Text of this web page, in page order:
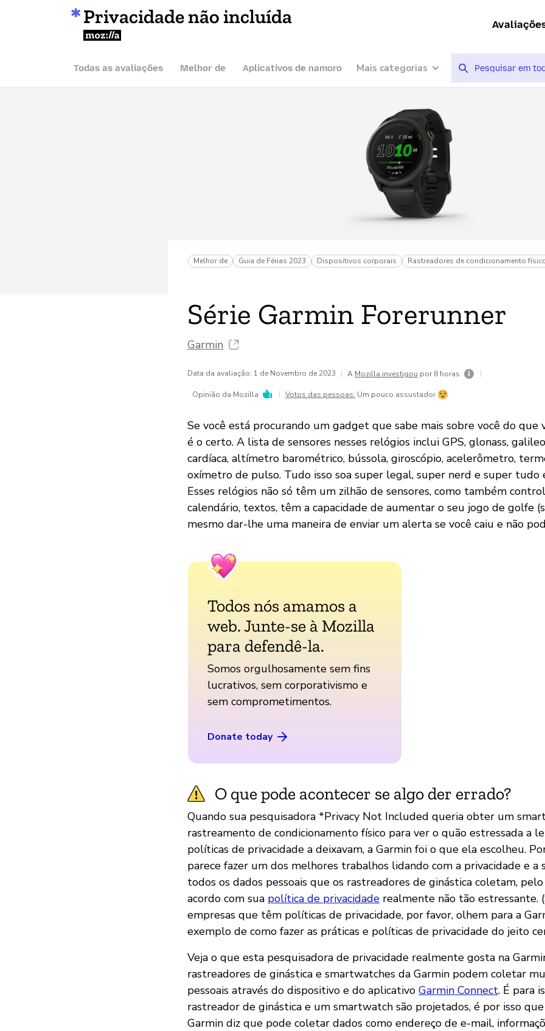
Privacidade não incluída
Mozilla
Todas as avaliações Melhor de Aplicativos de namoro Mais categorias
Melhor de Guia de Férias 2023 Dispositivos corporais Rastreadores de condicionamento
Série Garmin Forerunner
Garmin
Data da avaliação: 1 de Novembro de 2023 | A Mozilla investigou por 8 horas |
Opinião da Mozilla | Votos das pessoas: Um pouco assustador
Se você está procurando um gadget que sabe mais sobre você do que
é o certo. A lista de sensores nesses relógios inclui GPS, glonass,
cardíaca, altímetro barométrico, bússola, giroscópio, acelerômetro,
oxímetro de pulso. Tudo isso soa super legal, super nerd e super tudo
Esses relógios não só têm um zilhão de sensores, como também
calendário, textos, têm a capacidade de aumentar o seu jogo de golfe
mesmo dar-lhe uma maneira de enviar um alerta se você caiu e não
Todos nós amamos a
web. Junte-se à Mozilla
para defendê-la.
Somos orgulhosamente sem fins
lucrativos, sem corporativismo e
sem comprometimentos.
Donate today
O que pode acontecer se algo der errado?
Quando sua pesquisadora *Privacy Not Included queria obter um
rastreamento de condicionamento físico para ver o quão estressada a
políticas de privacidade a deixavam, a Garmin foi o que ela escolheu.
parece fazer um dos melhores trabalhos lidando com a privacidade e a
todos os dados pessoais que os rastreadores de ginástica coletam,
acordo com sua política de privacidade realmente não tão estressante.
empresas que têm políticas de privacidade, por favor, olhem para a
exemplo de como fazer as práticas e políticas de privacidade do jeito
Veja o que esta pesquisadora de privacidade realmente gosta na
rastreadores de ginástica e smartwatches da Garmin podem coletar
pessoais através do dispositivo e do aplicativo Garmin Connect. É para
rastreador de ginástica e um smartwatch são projetados, é por isso
Garmin diz que pode coletar dados como endereço de e-mail,